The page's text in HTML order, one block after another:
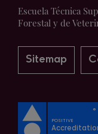
Escuela Técnica
Forestal y de
Sitemap